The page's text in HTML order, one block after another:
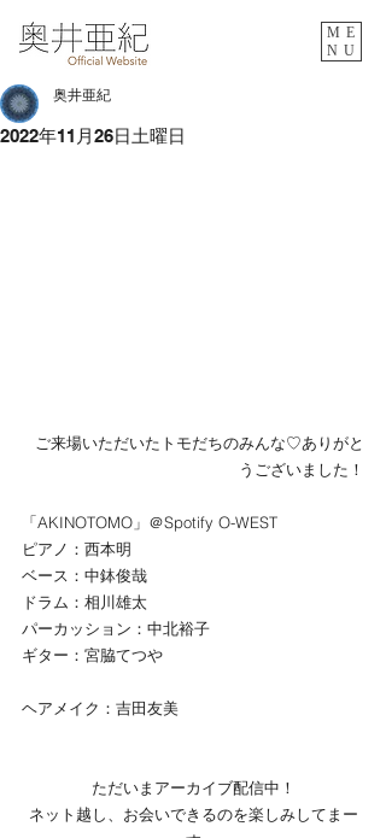
ME
NU
2022年11月26日土曜日
奥井亜紀
ご来場いただいたトモだちのみんな♡ありがと
うございました！
「AKINOTOMO」＠Spotify O-WEST
ピアノ：西本明
ベース：中鉢俊哉
ドラム：相川雄太
パーカッション：中北裕子
ギター：宮脇てつや
ヘアメイク：吉田友美
ただいまアーカイブ配信中！
ネット越し、お会いできるのを楽しみしてまー